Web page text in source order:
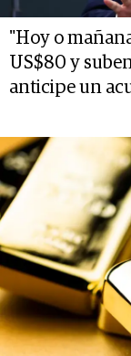
"Hoy o
US$80 y
anticipe un